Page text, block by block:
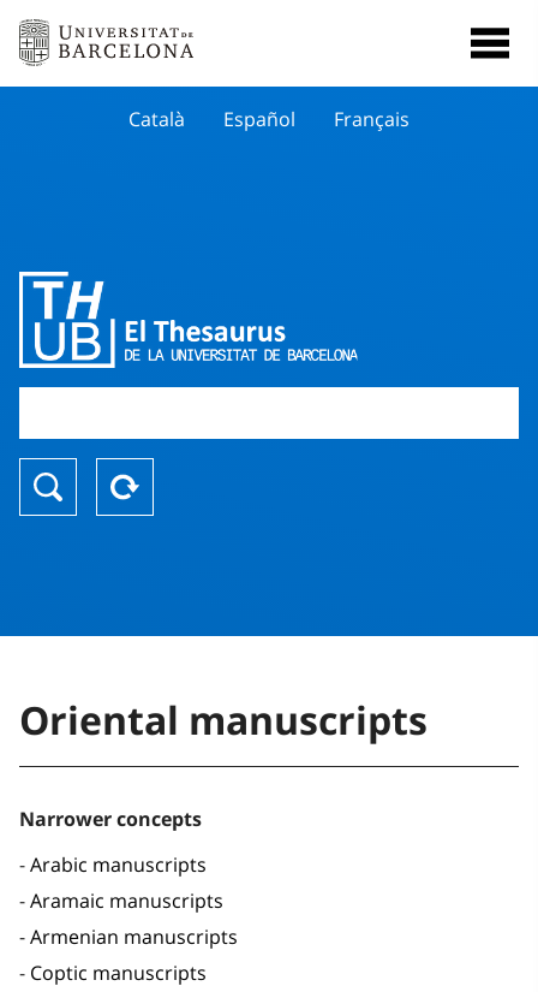
Català Español Français
Oriental manuscripts
Narrower concepts
Arabic manuscripts
Aramaic manuscripts
Armenian manuscripts
Coptic manuscripts